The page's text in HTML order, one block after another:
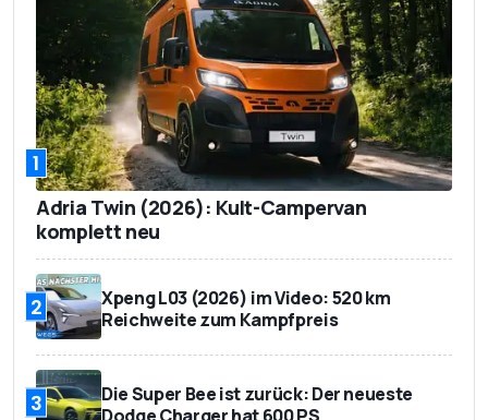
1
Adria Twin (2026): Kult-Campervan
komplett neu
2
Xpeng L03 (2026) im Video: 520 km
Reichweite zum Kampfpreis
3
Die Super Bee ist zurück: Der neueste